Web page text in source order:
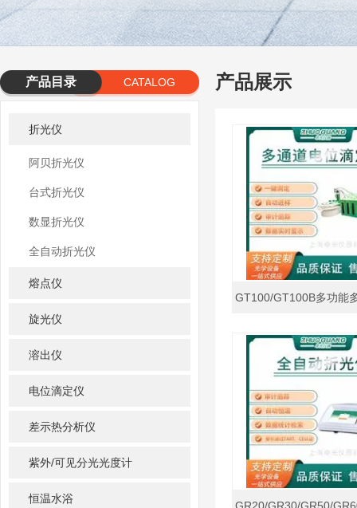
产品目录 CATALOG
折光仪
阿贝折光仪
台式折光仪
数显折光仪
全自动折光仪
熔点仪
旋光仪
溶出仪
电位滴定仪
差示热分析仪
紫外/可见分光光度计
恒温水浴
产品展示